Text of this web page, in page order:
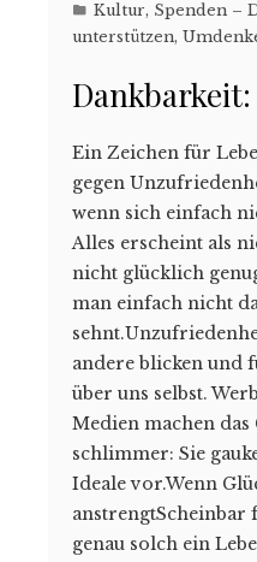
Kultur, Spenden –
unterstützen,
Dankbarkeit:
Ein Zeichen für
gegen
wenn sich einfach
Alles erscheint als
nicht glücklich
man einfach nicht
andere blicken und
über uns selbst.
Medien machen
schlimmer: Sie
Ideale vor.Wenn
anstrengtScheinbar
genau solch ein